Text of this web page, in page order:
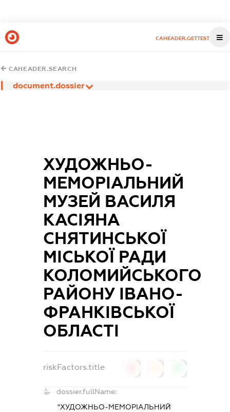
CAHEADER.GETTEST
CAHEADER.SEARCH
document.dossier
ХУДОЖНЬО-
МЕМОРІАЛЬНИЙ
МУЗЕЙ ВАСИЛЯ
КАСІЯНА
СНЯТИНСЬКОЇ
МІСЬКОЇ РАДИ
КОЛОМИЙСЬКОГО
РАЙОНУ ІВАНО-
ФРАНКІВСЬКОЇ
ОБЛАСТІ
riskFactors.title
dossier.fullName:
"ХУДОЖНЬО-МЕМОРІАЛЬНИЙ